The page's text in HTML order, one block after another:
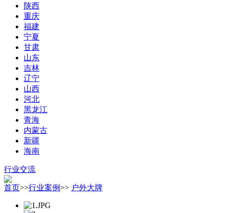
陕西
重庆
福建
宁夏
甘肃
山东
吉林
辽宁
山西
河北
黑龙江
青海
内蒙古
新疆
海南
行业交流
首页>>行业案例>> 户外大牌